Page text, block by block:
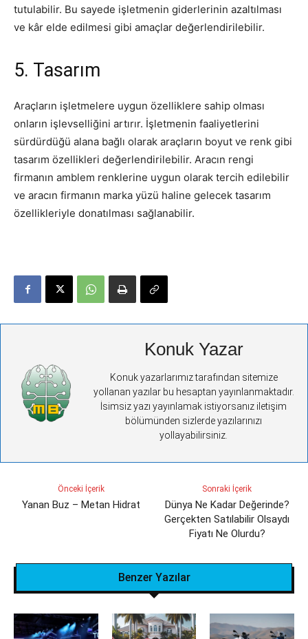
tutulabilir. Bu sayede işletmenin giderlerinin azaltılması
ve kâr elde edilmesi gibi amaçlar değerlendirilebilir.
5. Tasarım
Araçların işletmelere uygun özelliklere sahip olması
onların işlevselliğini artırır. İşletmenin faaliyetlerini
sürdürdüğü alana bağlı olarak araçların boyut ve renk gibi
tasarım özellikleri değerlendirilebilir. Aracın rengi
firmanın amblem renklerine uygun olarak tercih edilebilir
ve aracın firmanın marka yüzü haline gelecek tasarım
özellikleriyle donatılması sağlanabilir.
Konuk Yazar
Konuk yazarlarımız tarafından sitemize
yollanan yazılar bu hesaptan yayınlanmaktadır.
İsimsiz yazı yayınlamak istiyorsanız iletişim
bölümünden sizlerde yazılarınızı
yollayabilirsiniz.
Önceki İçerik
Yanan Buz – Metan Hidrat
Sonraki İçerik
Dünya Ne Kadar Değerinde?
Gerçekten Satılabilir Olsaydı
Fiyatı Ne Olurdu?
Benzer Yazılar